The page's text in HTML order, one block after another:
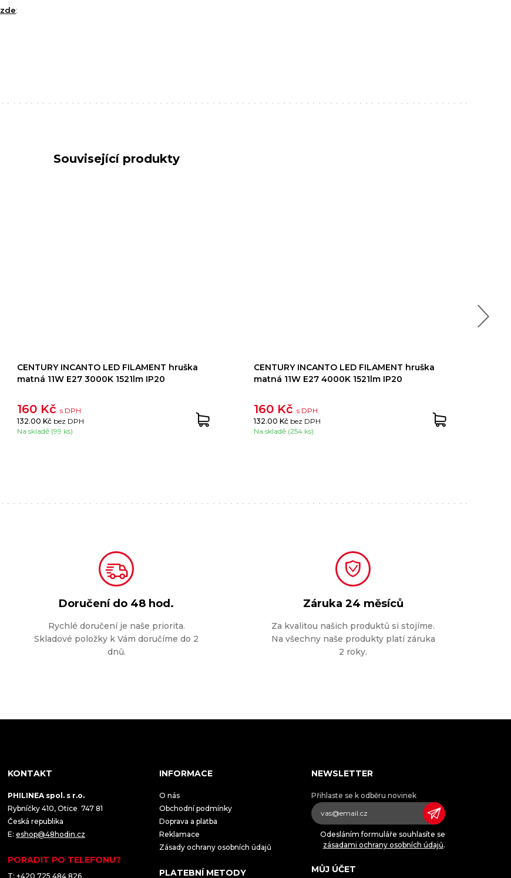
zde:
Související produkty
CENTURY INCANTO LED FILAMENT hruška
matná 11W E27 3000K 1521lm IP20
160 Kčs DPH
132.00 Kč bez DPH
Na skladě (99 ks)
CENTURY INCANTO LED FILAMENT hruška
matná 11W E27 4000K 1521lm IP20
160 Kčs DPH
132.00 Kč bez DPH
Na skladě (254 ks)
Doručení do 48 hod.
Rychlé doručení je naše priorita.
Skladové položky k Vám doručíme do 2
dnů.
Záruka 24 měsíců
Za kvalitou našich produktů si stojíme.
Na všechny naše produkty platí záruka
2 roky.
KONTAKT
PHILINEA spol. s r.o.
Rybníčky 410, Otice 747 81
Česká republika
E:eshop@48hodin.cz
PORADIT PO TELEFONU?
T:+420 725 484 826
INFORMACE
O nás
Obchodní podmínky
Doprava a platba
Reklamace
Zásady ochrany osobních údajů
PLATEBNÍ METODY
NEWSLETTER
Přihlaste se k odběru novinek
Odesláním formuláře souhlasíte se
zásadami ochrany osobních údajů.
MŮJ ÚČET